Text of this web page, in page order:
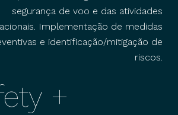
segurança de voo e das atividades
Implementação de medidas
e identificação/mitigação de
riscos.
+